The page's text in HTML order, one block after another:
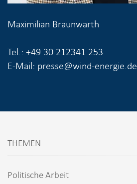
Maximilian Braunwarth
Tel.: +49 30 212341 253
E-Mail: presse@wind-energie.de
THEMEN
Politische Arbeit